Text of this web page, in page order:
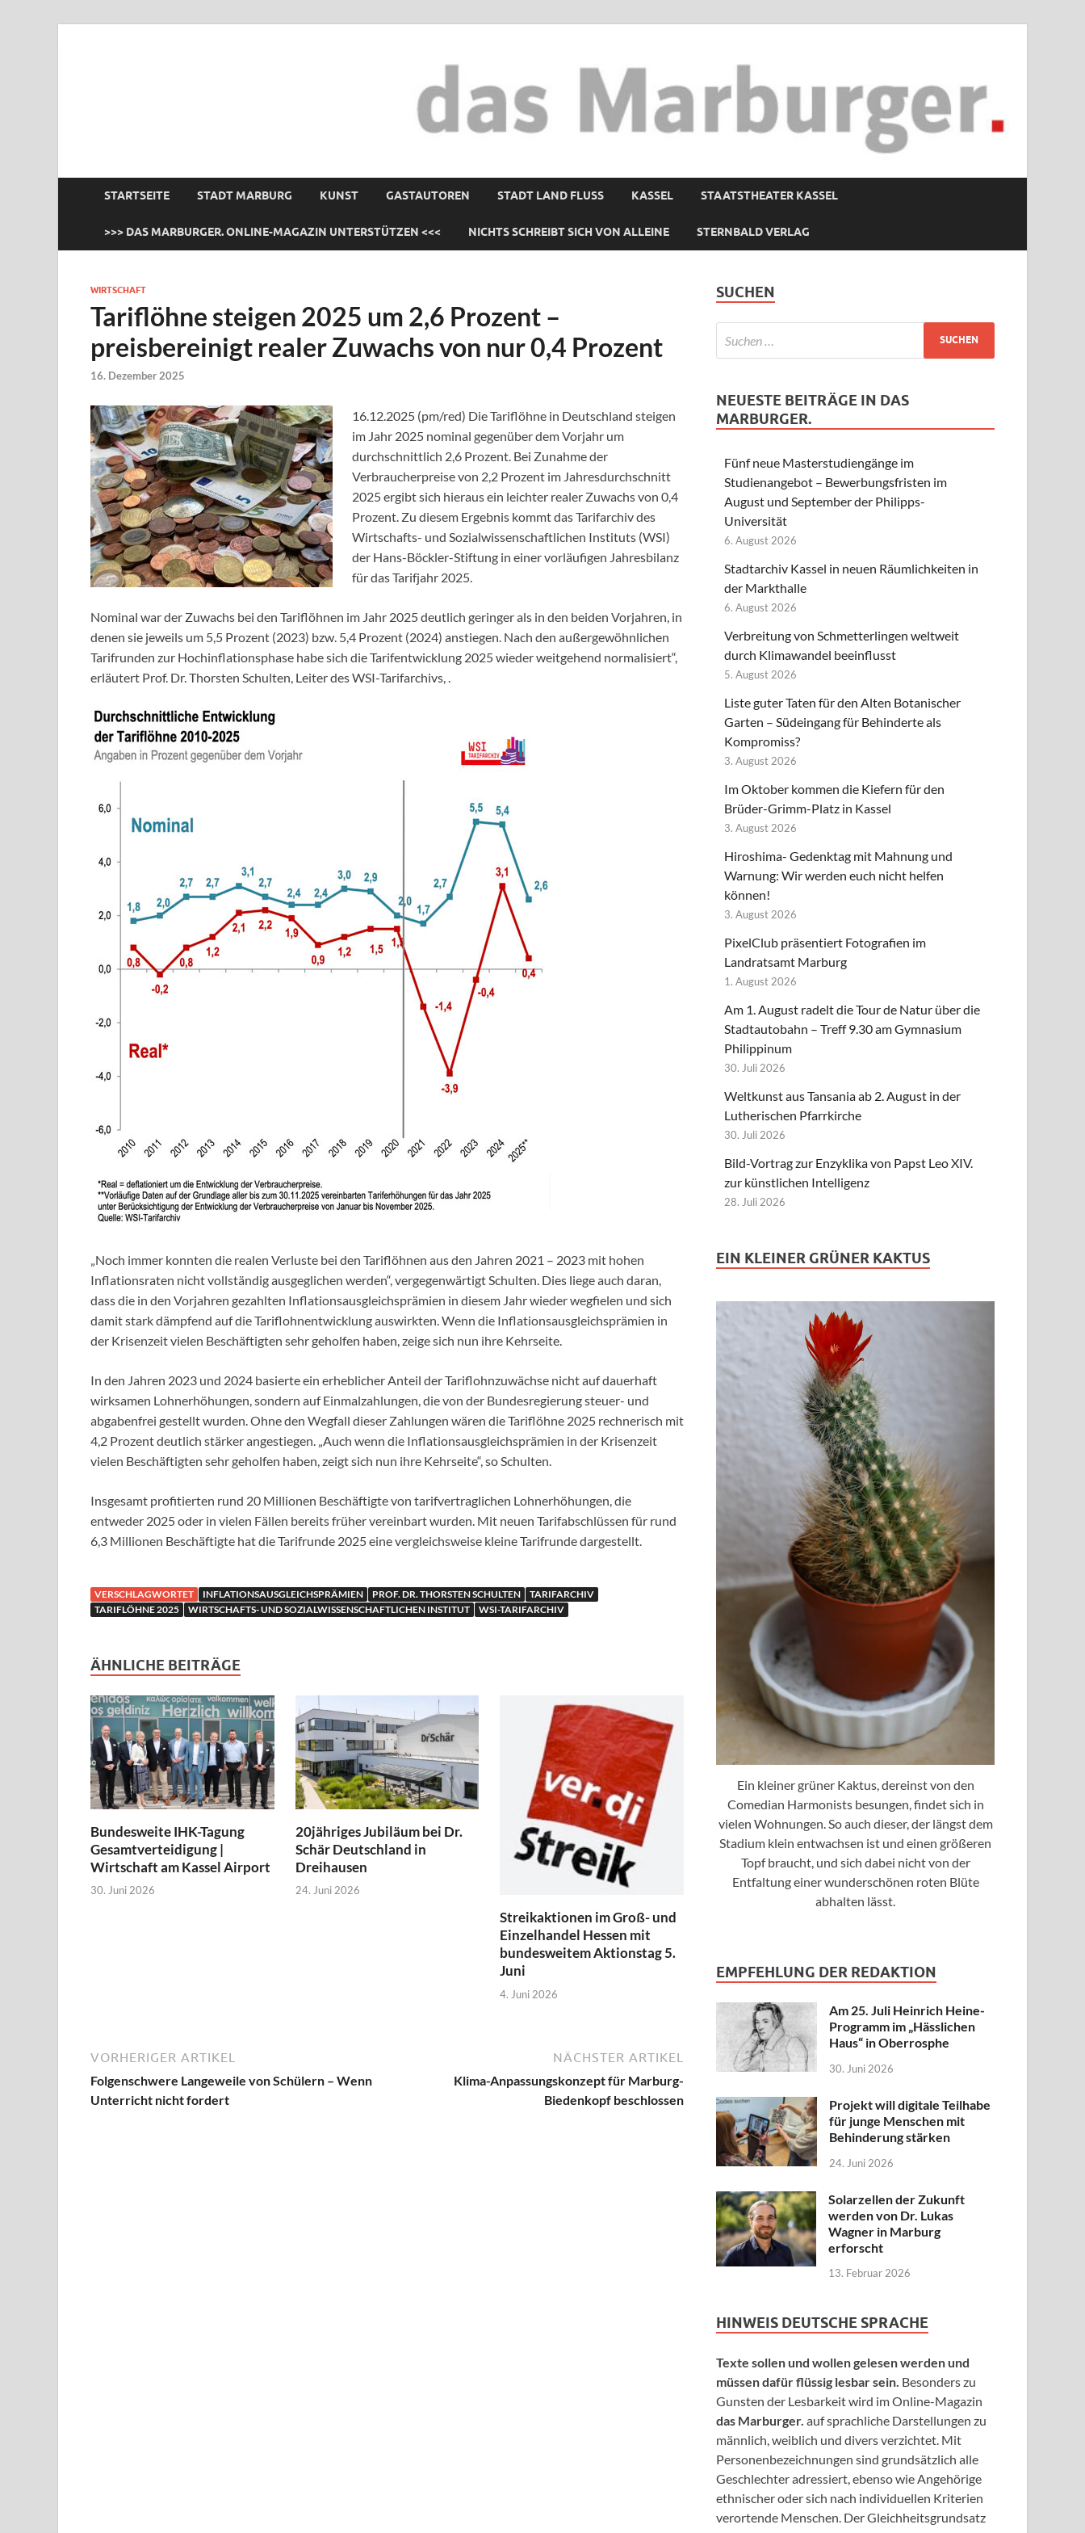
STARTSEITE STADT MARBURG KUNST GASTAUTOREN STADT LAND FLUSS KASSEL STAATSTHEATER KASSEL
>>> DAS MARBURGER. ONLINE-MAGAZIN UNTERSTÜTZEN <<< NICHTS SCHREIBT SICH VON ALLEINE STERNBALD VERLAG
WIRTSCHAFT
Tariflöhne steigen 2025 um 2,6 Prozent –
preisbereinigt realer Zuwachs von nur 0,4 Prozent
16. Dezember 2025
16.12.2025 (pm/red) Die Tariflöhne in Deutschland steigen
im Jahr 2025 nominal gegenüber dem Vorjahr um
durchschnittlich 2,6 Prozent. Bei Zunahme der
Verbraucherpreise von 2,2 Prozent im Jahresdurchschnitt
2025 ergibt sich hieraus ein leichter realer Zuwachs von 0,4
Prozent. Zu diesem Ergebnis kommt das Tarifarchiv des
Wirtschafts- und Sozialwissenschaftlichen Instituts (WSI)
der Hans-Böckler-Stiftung in einer vorläufigen Jahresbilanz
für das Tarifjahr 2025.
Nominal war der Zuwachs bei den Tariflöhnen im Jahr 2025 deutlich geringer als in den beiden Vorjahren, in
denen sie jeweils um 5,5 Prozent (2023) bzw. 5,4 Prozent (2024) anstiegen. Nach den außergewöhnlichen
Tarifrunden zur Hochinflationsphase habe sich die Tarifentwicklung 2025 wieder weitgehend normalisiert“,
erläutert Prof. Dr. Thorsten Schulten, Leiter des WSI-Tarifarchivs, .
„Noch immer konnten die realen Verluste bei den Tariflöhnen aus den Jahren 2021 – 2023 mit hohen
Inflationsraten nicht vollständig ausgeglichen werden“, vergegenwärtigt Schulten. Dies liege auch daran,
dass die in den Vorjahren gezahlten Inflationsausgleichsprämien in diesem Jahr wieder wegfielen und sich
damit stark dämpfend auf die Tariflohnentwicklung auswirkten. Wenn die Inflationsausgleichsprämien in
der Krisenzeit vielen Beschäftigten sehr geholfen haben, zeige sich nun ihre Kehrseite.
In den Jahren 2023 und 2024 basierte ein erheblicher Anteil der Tariflohnzuwächse nicht auf dauerhaft
wirksamen Lohnerhöhungen, sondern auf Einmalzahlungen, die von der Bundesregierung steuer- und
abgabenfrei gestellt wurden. Ohne den Wegfall dieser Zahlungen wären die Tariflöhne 2025 rechnerisch mit
4,2 Prozent deutlich stärker angestiegen. „Auch wenn die Inflationsausgleichsprämien in der Krisenzeit
vielen Beschäftigten sehr geholfen haben, zeigt sich nun ihre Kehrseite“, so Schulten.
Insgesamt profitierten rund 20 Millionen Beschäftigte von tarifvertraglichen Lohnerhöhungen, die
entweder 2025 oder in vielen Fällen bereits früher vereinbart wurden. Mit neuen Tarifabschlüssen für rund
6,3 Millionen Beschäftigte hat die Tarifrunde 2025 eine vergleichsweise kleine Tarifrunde dargestellt.
VERSCHLAGWORTET INFLATIONSAUSGLEICHSPRÄMIEN PROF. DR. THORSTEN SCHULTEN
TARIFARCHIV
TARIFLÖHNE 2025
WIRTSCHAFTS- UND SOZIALWISSENSCHAFTLICHEN INSTITUT WSI-TARIFARCHIV
ÄHNLICHE BEITRÄGE
Bundesweite IHK-Tagung
Gesamtverteidigung |
Wirtschaft am Kassel Airport
30. Juni 2026
20jähriges Jubiläum bei Dr.
Schär Deutschland in
Dreihausen
24. Juni 2026
Streikaktionen im Groß- und
Einzelhandel Hessen mit
bundesweitem Aktionstag 5.
Juni
4. Juni 2026
VORHERIGER ARTIKEL
Folgenschwere Langeweile von Schülern – Wenn
Unterricht nicht fordert
NÄCHSTER ARTIKEL
Klima-Anpassungskonzept für Marburg-
Biedenkopf beschlossen
SUCHEN
NEUESTE BEITRÄGE IN DAS
MARBURGER.
Fünf neue Masterstudiengänge im
Studienangebot – Bewerbungsfristen im
August und September der Philipps-
Universität
6. August 2026
Stadtarchiv Kassel in neuen Räumlichkeiten in
der Markthalle
6. August 2026
Verbreitung von Schmetterlingen weltweit
durch Klimawandel beeinflusst
5. August 2026
Liste guter Taten für den Alten Botanischer
Garten – Südeingang für Behinderte als
Kompromiss?
3. August 2026
Im Oktober kommen die Kiefern für den
Brüder-Grimm-Platz in Kassel
3. August 2026
Hiroshima- Gedenktag mit Mahnung und
Warnung: Wir werden euch nicht helfen
können!
3. August 2026
PixelClub präsentiert Fotografien im
Landratsamt Marburg
1. August 2026
Am 1. August radelt die Tour de Natur über die
Stadtautobahn – Treff 9.30 am Gymnasium
Philippinum
30. Juli 2026
Weltkunst aus Tansania ab 2. August in der
Lutherischen Pfarrkirche
30. Juli 2026
Bild-Vortrag zur Enzyklika von Papst Leo XIV.
zur künstlichen Intelligenz
28. Juli 2026
EIN KLEINER GRÜNER KAKTUS
Ein kleiner grüner Kaktus, dereinst von den
Comedian Harmonists besungen, findet sich in
vielen Wohnungen. So auch dieser, der längst dem
Stadium klein entwachsen ist und einen größeren
Topf braucht, und sich dabei nicht von der
Entfaltung einer wunderschönen roten Blüte
abhalten lässt.
EMPFEHLUNG DER REDAKTION
Am 25. Juli Heinrich Heine-
Programm im „Hässlichen
Haus“ in Oberrosphe
30. Juni 2026
Projekt will digitale Teilhabe
für junge Menschen mit
Behinderung stärken
24. Juni 2026
Solarzellen der Zukunft
werden von Dr. Lukas
Wagner in Marburg
erforscht
13. Februar 2026
HINWEIS DEUTSCHE SPRACHE
Texte sollen und wollen gelesen werden und
müssen dafür flüssig lesbar sein. Besonders zu
Gunsten der Lesbarkeit wird im Online-Magazin
das Marburger. auf sprachliche Darstellungen zu
männlich, weiblich und divers verzichtet. Mit
Personenbezeichnungen sind grundsätzlich alle
Geschlechter adressiert, ebenso wie Angehörige
ethnischer oder sich nach individuellen Kriterien
verortende Menschen. Der Gleichheitsgrundsatz